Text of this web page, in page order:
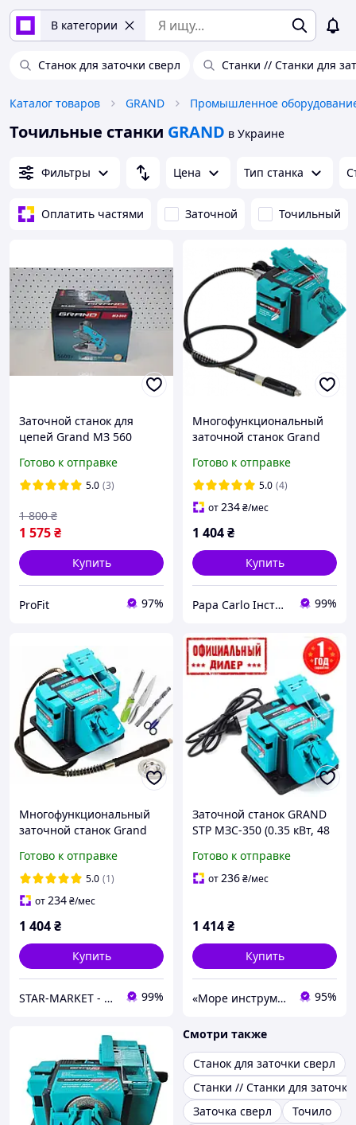
В категории
Станок для заточки сверл Станки // Станки для
Каталог товаров GRAND
Точильные станки GRAND в Украине
Фильтры Цена Тип станка
Оплатить частями Заточной Точильный
Заточной станок для
цепей Grand МЗ 560
Готово к отправке
5.0 (3)
1 575₴
1 800 ₴
Купить
ProFit 97%
Многофункциональный
заточной станок Grand
Готово к отправке
5.0 (4)
от234₴/мес
1 404₴
Купить
Papa Carlo Інструменти 99%
Многофункциональный
заточной станок Grand
диска, под ножи, сверла,
ножницы,
стамески,ЧЕХИЯ)
Готово к отправке
5.0 (1)
от234₴/мес
1 404₴
Купить
STAR-MARKET - аксессуары, товары для дома, сада, отдыха и туризма 99%
Заточной станок GRAND
STP МЗС-350 (0.35 кВт, 48
Готово к отправке
от236₴/мес
1 414₴
Купить
«Море инструментов» 95%
Смотри также
Станок для заточки сверл
Станки // Станки для
Заточка сверл
Точило